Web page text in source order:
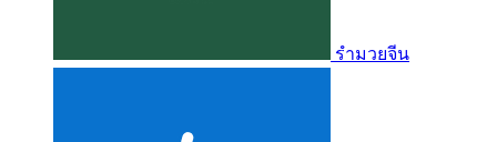
รำมวยจีน